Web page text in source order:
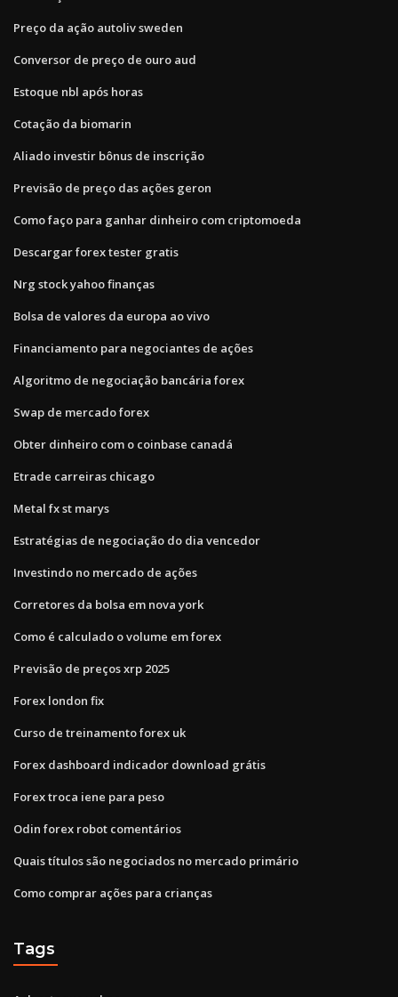
Preço da ação autoliv sweden
Conversor de preço de ouro aud
Estoque nbl após horas
Cotação da biomarin
Aliado investir bônus de inscrição
Previsão de preço das ações geron
Como faço para ganhar dinheiro com criptomoeda
Descargar forex tester gratis
Nrg stock yahoo finanças
Bolsa de valores da europa ao vivo
Financiamento para negociantes de ações
Algoritmo de negociação bancária forex
Swap de mercado forex
Obter dinheiro com o coinbase canadá
Etrade carreiras chicago
Metal fx st marys
Estratégias de negociação do dia vencedor
Investindo no mercado de ações
Corretores da bolsa em nova york
Como é calculado o volume em forex
Previsão de preços xrp 2025
Forex london fix
Curso de treinamento forex uk
Forex dashboard indicador download grátis
Forex troca iene para peso
Odin forex robot comentários
Quais títulos são negociados no mercado primário
Como comprar ações para crianças
Tags